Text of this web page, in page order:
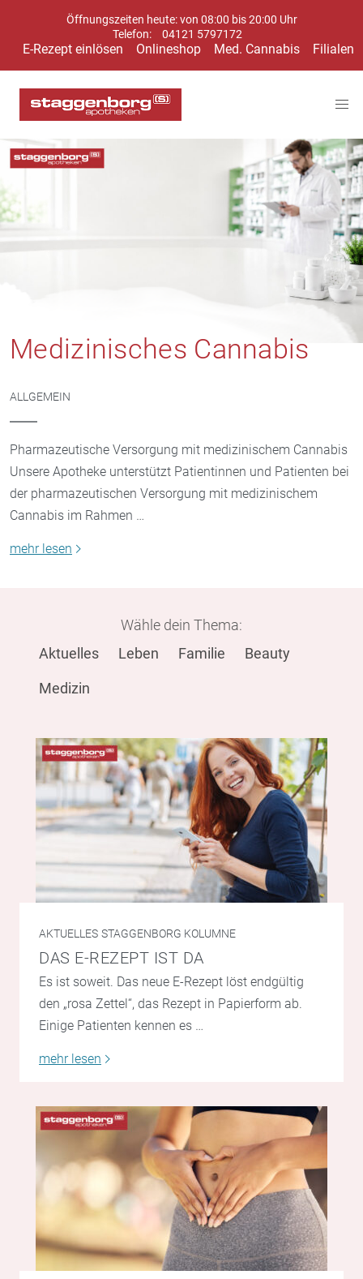
Öffnungszeiten heute: von 08:00 bis 20:00 Uhr
Telefon:
04121 5797172
E-Rezept einlösen Onlineshop Med. Cannabis Filialen
Medizinisches Cannabis
ALLGEMEIN
Pharmazeutische Versorgung mit medizinischem Cannabis
Unsere Apotheke unterstützt Patientinnen und Patienten bei
der pharmazeutischen Versorgung mit medizinischem
Cannabis im Rahmen …
mehr lesen
Wähle dein Thema:
Aktuelles
Leben Familie Beauty
Medizin
AKTUELLES STAGGENBORG KOLUMNE
DAS E-REZEPT IST DA
Es ist soweit. Das neue E-Rezept löst endgültig
den „rosa Zettel“, das Rezept in Papierform ab.
Einige Patienten kennen es …
mehr lesen